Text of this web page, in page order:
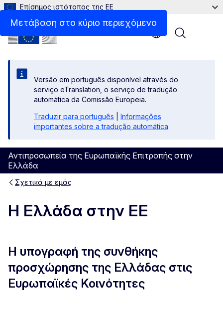
Μετάβαση στο κύριο περιεχόμενο
Επίσημος ιστότοπος της ΕΕ
Versão em português disponível através do
serviço eTranslation, o serviço de tradução
automática da Comissão Europeia.
Traduzir para português
Informações
importantes sobre a tradução automática
Αντιπροσωπεία της Ευρωπαϊκής Επιτροπής στην
Ελλάδα
Menu
Σχετικά με εμάς
Η Ελλάδα στην ΕΕ
Η υπογραφή της συνθήκης
προσχώρησης της Ελλάδας στις
Ευρωπαϊκές Κοινότητες